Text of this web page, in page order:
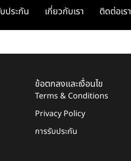
ประกัน เกี่ยวกับเรา ติดต่อเรา
ข้อตกลงและเงื่อนไข
Terms & Conditions
Privacy Policy
การรับประกัน